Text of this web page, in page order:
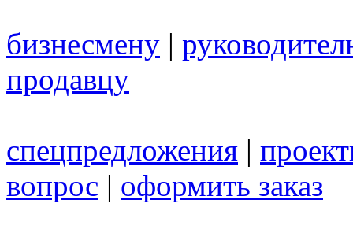
бизнесмену |
продавцу
спецпредложения |
вопрос | оформить заказ